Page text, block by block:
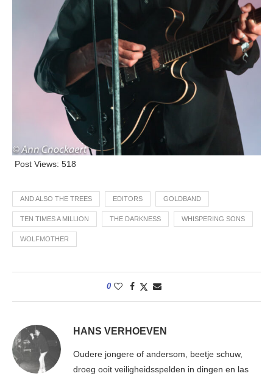
Post Views: 518
AND ALSO THE TREES EDITORS GOLDBAND
TEN TIMES A MILLION THE DARKNESS WHISPERING SONS
WOLFMOTHER
0
HANS VERHOEVEN
Oudere jongere of andersom, beetje schuw,
droeg ooit veiligheidsspelden in dingen en las